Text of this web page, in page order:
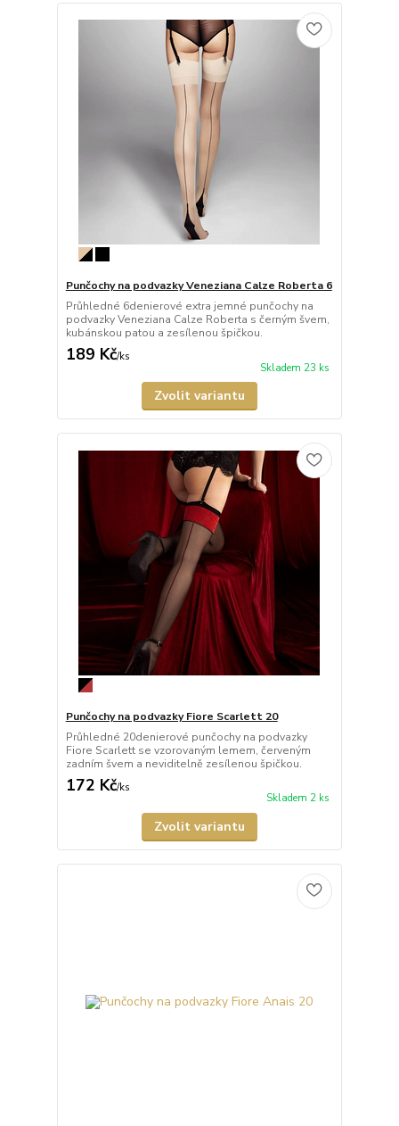
Punčochy na podvazky Veneziana Calze Roberta 6
Průhledné 6denierové extra jemné punčochy na
podvazky Veneziana Calze Roberta s černým švem,
kubánskou patou a zesílenou špičkou.
189 Kč/ks
Skladem 23 ks
Zvolit variantu
Punčochy na podvazky Fiore Scarlett 20
Průhledné 20denierové punčochy na podvazky
Fiore Scarlett se vzorovaným lemem, červeným
zadním švem a neviditelně zesílenou špičkou.
172 Kč/ks
Skladem 2 ks
Zvolit variantu